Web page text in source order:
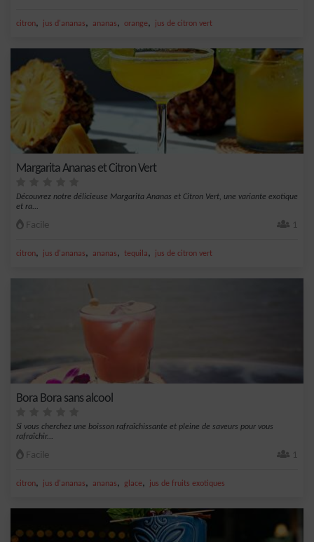
citron, jus d'ananas, ananas, orange, jus de citron vert
Margarita Ananas et Citron Vert
Découvrez notre délicieuse Margarita Ananas et Citron Vert, une variante exotique
et ra...
Facile 1
citron, jus d'ananas, ananas, tequila, jus de citron vert
Bora Bora sans alcool
Si vous cherchez une boisson rafraîchissante et pleine de saveurs pour vous
rafraîchir...
Facile 1
citron, jus d'ananas, ananas, glace, jus de fruits exotiques